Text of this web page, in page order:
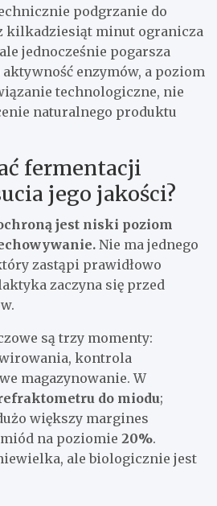
podgrzanie do
kilkadziesiąt minut ogranicza
jednocześnie pogarsza
aktywność enzymów, a poziom
technologiczne, nie
naturalnego produktu
fermentacji
jego jakości?
jest niski poziom
Nie ma jednego
zastąpi prawidłowo
zaczyna się przed
są trzy momenty:
kontrola
magazynowanie. W
do miodu;
większy margines
na poziomie 20%.
ale biologicznie jest